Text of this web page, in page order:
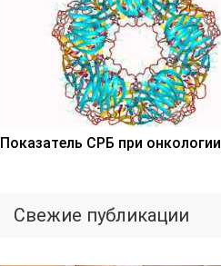
Показатель СРБ при онкологии
Свежие публикации